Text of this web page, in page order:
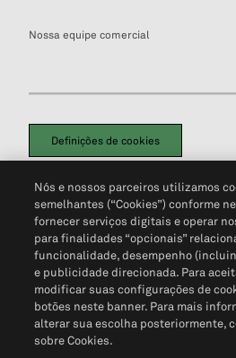
Nossa equipe comercial
Definições de cookies
Política de PrivacidadePortal de
Não Venda Minhas Informações Pessoais
Nós e nossos parceiros utilizamos
semelhantes (“Cookies”) conforme
fornecer serviços digitais e operar
para finalidades “opcionais”
funcionalidade, desempenho
e publicidade direcionada. Para
modificar suas configurações de
botões neste banner. Para mais
alterar sua escolha posteriormente,
sobre Cookies.